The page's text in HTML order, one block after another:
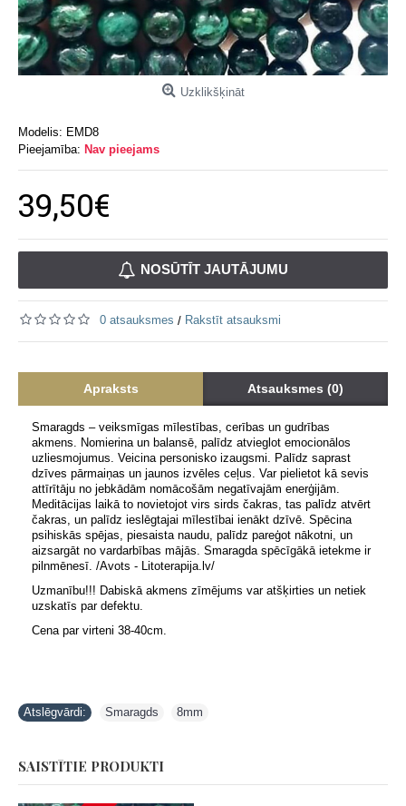
Uzklikšķināt
Modelis: EMD8
Pieejamība: Nav pieejams
39,50€
NOSŪTĪT JAUTĀJUMU
0 atsauksmes / Rakstīt atsauksmi
Apraksts Atsauksmes (0)
Smaragds – veiksmīgas mīlestības, cerības un gudrības
akmens. Nomierina un balansē, palīdz atvieglot emocionālos
uzliesmojumus. Veicina personisko izaugsmi. Palīdz saprast
dzīves pārmaiņas un jaunos izvēles ceļus. Var pielietot kā sevis
attīrītāju no jebkādām nomācošām negatīvajām enerģijām.
Meditācijas laikā to novietojot virs sirds čakras, tas palīdz atvērt
čakras, un palīdz ieslēgtajai mīlestībai ienākt dzīvē. Spēcina
psihiskās spējas, piesaista naudu, palīdz pareģot nākotni, un
aizsargāt no vardarbības mājās. Smaragda spēcīgākā ietekme ir
pilnmēnesī. /Avots - Litoterapija.lv/
Uzmanību!!! Dabiskā akmens zīmējums var atšķirties un netiek
uzskatīs par defektu.
Cena par virteni 38-40cm.
Atslēgvārdi: Smaragds 8mm
SAISTĪTIE PRODUKTI